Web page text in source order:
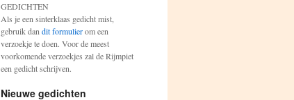
GEDICHTEN
Als je een sinterklaas gedicht mist,
gebruik dan dit formulierom een
verzoekje te doen. Voor de meest
voorkomende verzoekjes zal de Rijmpiet
een gedicht schrijven.
Nieuwe gedichten